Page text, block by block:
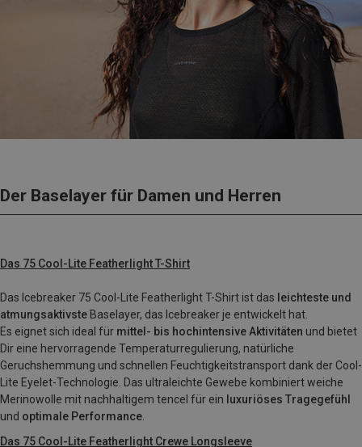
Der Baselayer für Damen und Herren
Das 75 Cool-Lite Featherlight T-Shirt
Das Icebreaker 75 Cool-Lite Featherlight T-Shirt ist das leichteste und
atmungsaktivste Baselayer, das Icebreaker je entwickelt hat.
Es eignet sich ideal für mittel- bis hochintensive Aktivitäten und bietet
Dir eine hervorragende Temperaturregulierung, natürliche
Geruchshemmung und schnellen Feuchtigkeitstransport dank der Cool-
Lite Eyelet-Technologie. Das ultraleichte Gewebe kombiniert weiche
Merinowolle mit nachhaltigem tencel für ein luxuriöses Tragegefühl
und optimale Performance
Das 75 Cool-Lite Featherlight Crewe Longsleeve